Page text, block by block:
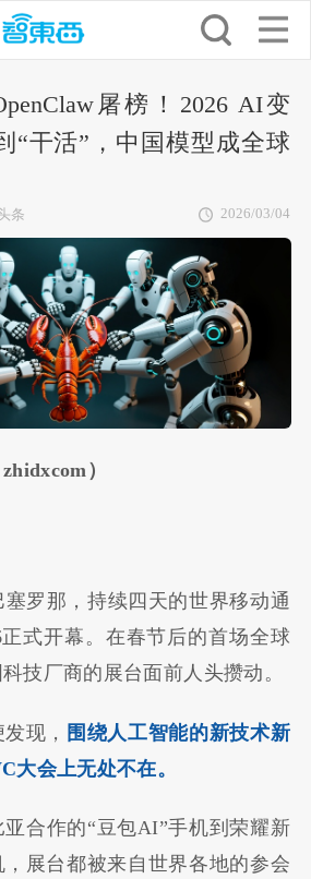
屠榜！2026 AI变
“干活”，中国模型成全球
条 2026/03/04
）
罗那，持续四天的世界移动通
式开幕。在春节后的首场全球
技厂商的展台面前人头攒动。
现， 围绕人工智能的新技术新
大会上无处不在。
合作的“豆包AI”手机到荣耀新
展台都被来自世界各地的参会